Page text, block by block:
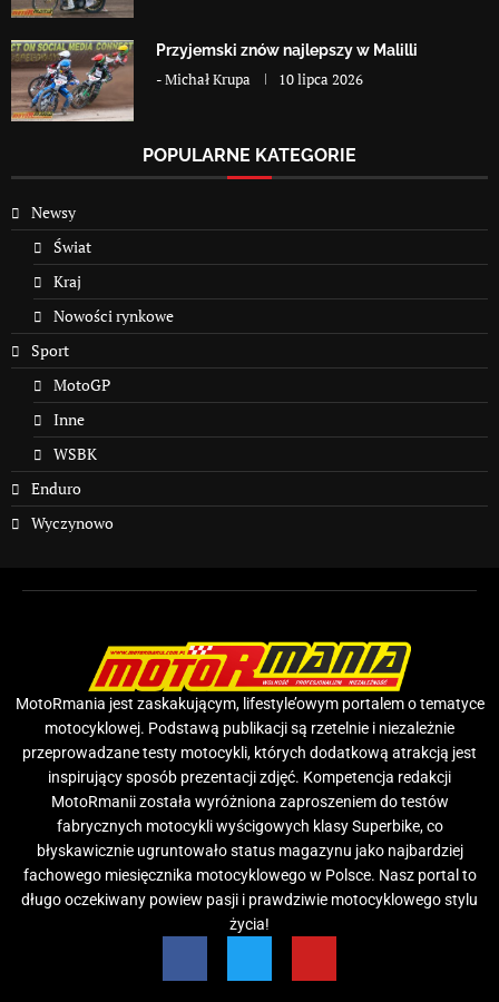
Przyjemski znów najlepszy w Malilli
-Michał Krupa 10 lipca 2026
POPULARNE KATEGORIE
Newsy
Świat
Kraj
Nowości rynkowe
Sport
MotoGP
Inne
WSBK
Enduro
Wyczynowo
MotoRmania jest zaskakującym, lifestyle’owym portalem o tematyce
motocyklowej. Podstawą publikacji są rzetelnie i niezależnie
przeprowadzane testy motocykli, których dodatkową atrakcją jest
inspirujący sposób prezentacji zdjęć. Kompetencja redakcji
MotoRmanii została wyróżniona zaproszeniem do testów
fabrycznych motocykli wyścigowych klasy Superbike, co
błyskawicznie ugruntowało status magazynu jako najbardziej
fachowego miesięcznika motocyklowego w Polsce. Nasz portal to
długo oczekiwany powiew pasji i prawdziwie motocyklowego stylu
życia!